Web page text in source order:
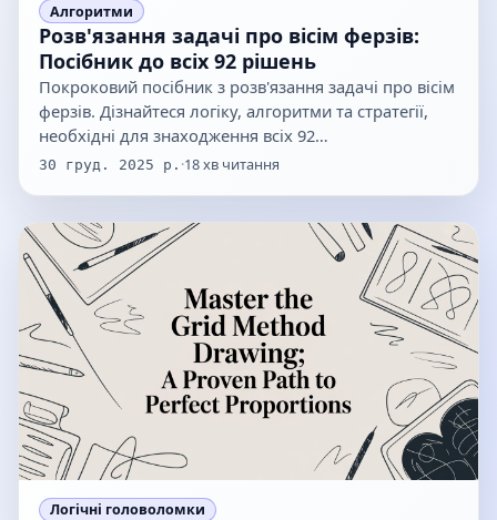
Алгоритми
Розв'язання задачі про вісім ферзів:
Посібник до всіх 92 рішень
Покроковий посібник з розв'язання задачі про вісім
ферзів. Дізнайтеся логіку, алгоритми та стратегії,
необхідні для знаходження всіх 92…
30 груд. 2025 р. ·18хв читання
Логічні головоломки